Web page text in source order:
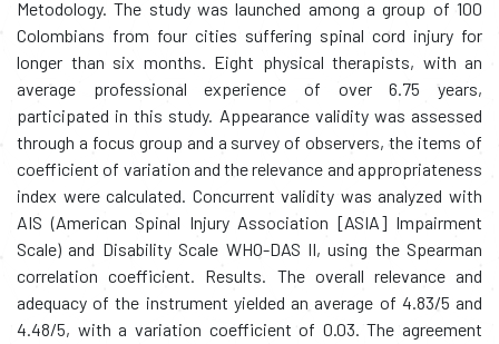
Metodology. The study was launched among a group of 100
Colombians from four cities suffering spinal cord injury for
longer than six months. Eight physical therapists, with an
average professional experience of over 6.75 years,
participated in this study. Appearance validity was assessed
through a focus group and a survey of observers, the items of
coefficient of variation and the relevance and appropriateness
index were calculated. Concurrent validity was analyzed with
AIS (American Spinal Injury Association [ASIA] Impairment
Scale) and Disability Scale WHO-DAS II, using the Spearman
correlation coefficient. Results. The overall relevance and
adequacy of the instrument yielded an average of 4.83/5 and
4.48/5, with a variation coefficient of 0.03. The agreement